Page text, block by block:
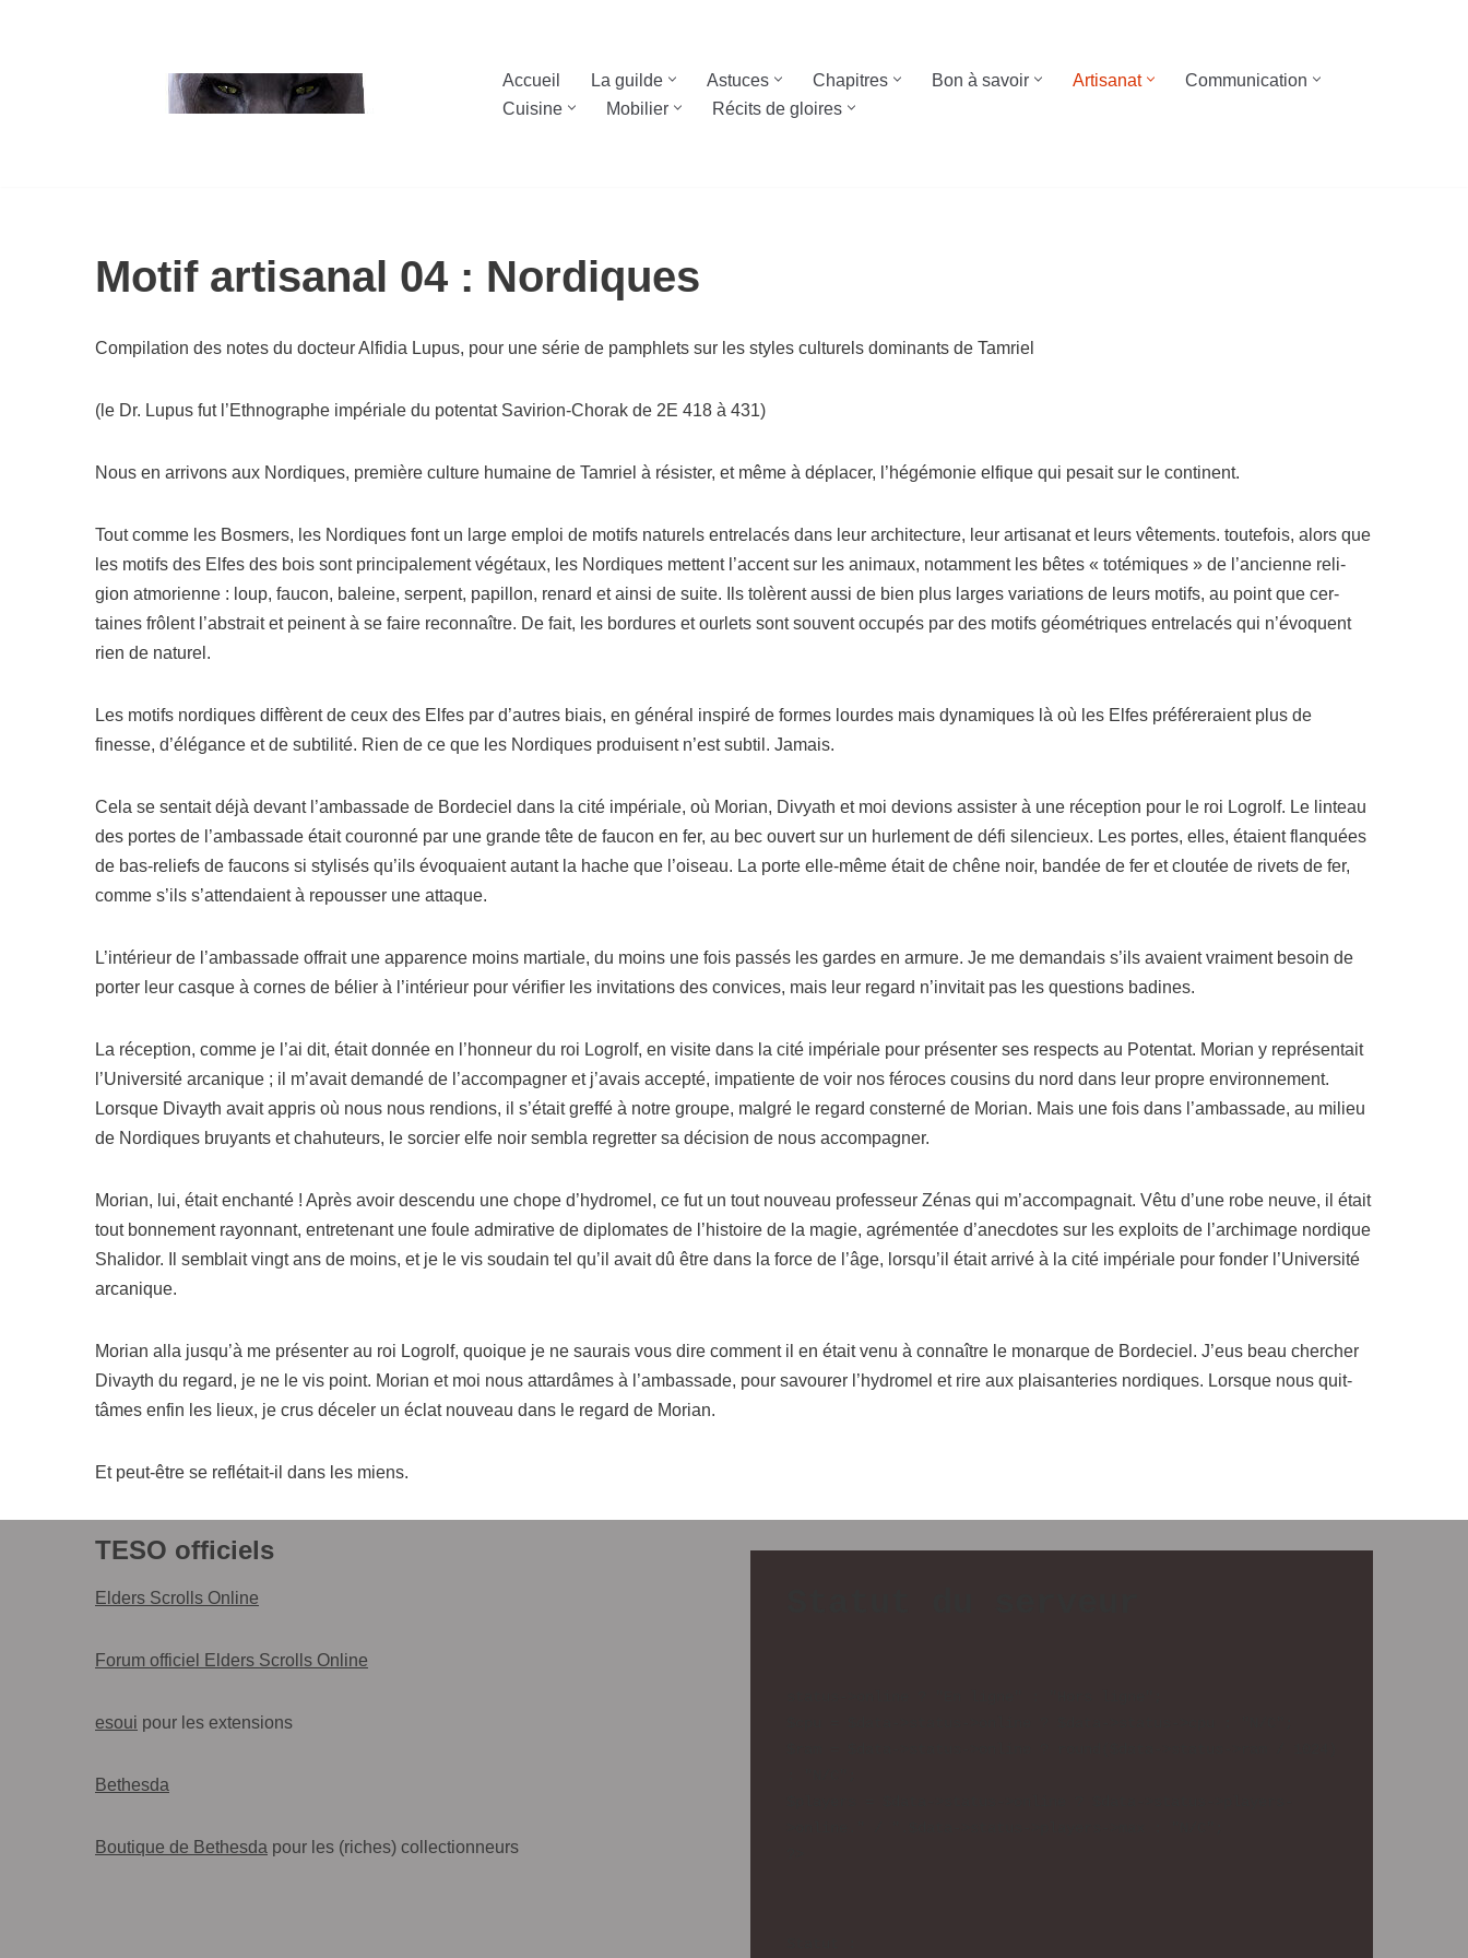
Accueil La guilde Astuces Chapitres Bon à savoir Artisanat
Communication
Cuisine
Mobilier Récits de gloires
Motif artisanal 04 : Nordiques
Compilation des notes du doc­teur Alfidia Lupus, pour une série de pam­phlets sur les styles cultu­rels domi­nants de Tamriel
(le Dr. Lupus fut l’Ethnographe impé­riale du poten­tat Savirion-Chorak de 2E 418 à 431)
Nous en arri­vons aux Nordiques, pre­mière culture humaine de Tamriel à résis­ter, et même à dépla­cer, l’hé­gé­mo­nie elfique qui pesait sur le continent.
Tout comme les Bosmers, les Nordiques font un large emploi de motifs natu­rels entre­la­cés dans leur archi­tec­ture, leur arti­sa­nat et leurs vête­ments. tou­te­fois, alors que
les motifs des Elfes des bois sont prin­ci­pa­le­ment végé­taux, les Nordiques mettent l’ac­cent sur les ani­maux, notam­ment les bêtes « toté­miques » de l’an­cienne reli­
gion atmo­rienne : loup, fau­con, baleine, ser­pent, papillon, renard et ain­si de suite. Ils tolèrent aus­si de bien plus larges varia­tions de leurs motifs, au point que cer­
taines frôlent l’abs­trait et peinent à se faire recon­naître. De fait, les bor­dures et our­lets sont sou­vent occu­pés par des motifs géo­mé­triques entre­la­cés qui n’é­voquent
rien de naturel.
Les motifs nor­diques dif­fèrent de ceux des Elfes par d’autres biais, en géné­ral ins­pi­ré de formes lourdes mais dyna­miques là où les Elfes pré­fé­re­raient plus de
finesse, d’é­lé­gance et de sub­ti­li­té. Rien de ce que les Nordiques pro­duisent n’est sub­til. Jamais.
Cela se sen­tait déjà devant l’am­bas­sade de Bordeciel dans la cité impé­riale, où Morian, Divyath et moi devions assis­ter à une récep­tion pour le roi Logrolf. Le lin­teau
des portes de l’am­bas­sade était cou­ron­né par une grande tête de fau­con en fer, au bec ouvert sur un hur­le­ment de défi silen­cieux. Les portes, elles, étaient flan­quées
de bas-reliefs de fau­cons si sty­li­sés qu’ils évo­quaient autant la hache que l’oi­seau. La porte elle-même était de chêne noir, ban­dée de fer et clou­tée de rivets de fer,
comme s’ils s’at­ten­daient à repous­ser une attaque.
L’intérieur de l’am­bas­sade offrait une appa­rence moins mar­tiale, du moins une fois pas­sés les gardes en armure. Je me deman­dais s’ils avaient vrai­ment besoin de
por­ter leur casque à cornes de bélier à l’in­té­rieur pour véri­fier les invi­ta­tions des convices, mais leur regard n’in­vi­tait pas les ques­tions badines.
La récep­tion, comme je l’ai dit, était don­née en l’hon­neur du roi Logrolf, en visite dans la cité impé­riale pour pré­sen­ter ses res­pects au Potentat. Morian y repré­sen­tait
l’Université arca­nique ; il m’a­vait deman­dé de l’ac­com­pa­gner et j’a­vais accep­té, impa­tiente de voir nos féroces cou­sins du nord dans leur propre envi­ron­ne­ment.
Lorsque Divayth avait appris où nous nous ren­dions, il s’é­tait gref­fé à notre groupe, mal­gré le regard conster­né de Morian. Mais une fois dans l’am­bas­sade, au milieu
de Nordiques bruyants et cha­hu­teurs, le sor­cier elfe noir sem­bla regret­ter sa déci­sion de nous accompagner.
Morian, lui, était enchan­té ! Après avoir des­cen­du une chope d’hy­dro­mel, ce fut un tout nou­veau pro­fes­seur Zénas qui m’ac­com­pa­gnait. Vêtu d’une robe neuve, il était
tout bon­ne­ment rayon­nant, entre­te­nant une foule admi­ra­tive de diplo­mates de l’his­toire de la magie, agré­men­tée d’a­nec­dotes sur les exploits de l’ar­chi­mage nor­dique
Shalidor. Il sem­blait vingt ans de moins, et je le vis sou­dain tel qu’il avait dû être dans la force de l’âge, lors­qu’il était arri­vé à la cité impé­riale pour fon­der l’Université
arcanique.
Morian alla jus­qu’à me pré­sen­ter au roi Logrolf, quoique je ne sau­rais vous dire com­ment il en était venu à connaître le monarque de Bordeciel. J’eus beau cher­cher
Divayth du regard, je ne le vis point. Morian et moi nous attar­dâmes à l’am­bas­sade, pour savou­rer l’hy­dro­mel et rire aux plai­san­te­ries nor­diques. Lorsque nous quit­
tâmes enfin les lieux, je crus déce­ler un éclat nou­veau dans le regard de Morian.
Et peut-être se reflé­tait-il dans les miens.
TESO officiels
Elders Scrolls Online
Forum offi­ciel Elders Scrolls Online
esoui pour les extensions
Bethesda
Boutique de Bethesda pour les (riches) collectionneurs